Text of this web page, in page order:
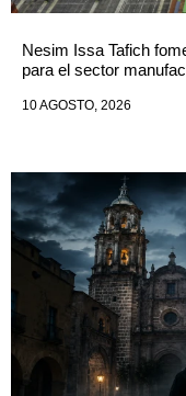
Nesim Issa Tafich
para el sector
10 AGOSTO, 2026